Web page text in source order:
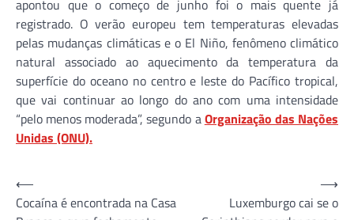
apontou que o começo de junho foi o mais quente já
registrado. O verão europeu tem temperaturas elevadas
pelas mudanças climáticas e o El Niño, fenômeno climático
natural associado ao aquecimento da temperatura da
superfície do oceano no centro e leste do Pacífico tropical,
que vai continuar ao longo do ano com uma intensidade
“pelo menos moderada”, segundo aOrganização das Nações
Unidas (ONU).
Navegação
de
⟵
Cocaína é encontrada na Casa
Luxemburgo cai se o
⟶